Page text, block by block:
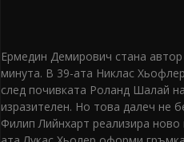
Ермедин Демирович стана
минута. В 39-ата Никлас
след почивката Роланд Шалай
изразителен. Но това далеч не
Филип Лийнхарт реализира